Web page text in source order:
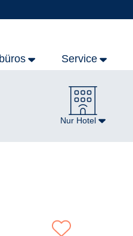
Service
Nur Hotel